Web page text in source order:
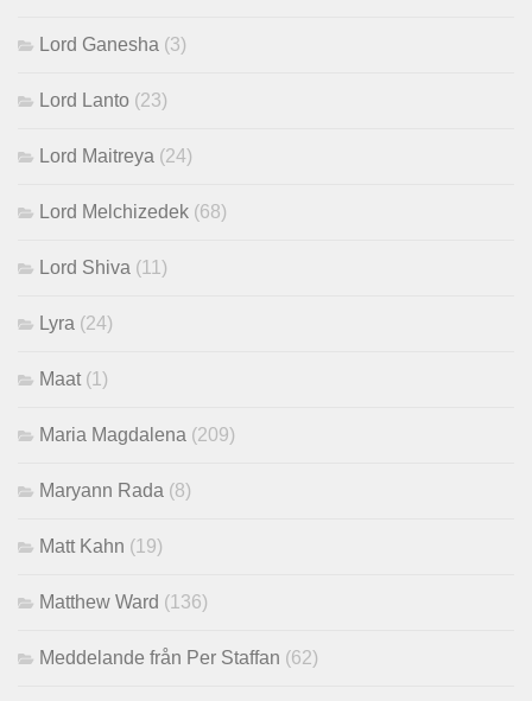
Lord Ganesha (3)
Lord Lanto (23)
Lord Maitreya (24)
Lord Melchizedek (68)
Lord Shiva (11)
Lyra (24)
Maat (1)
Maria Magdalena (209)
Maryann Rada (8)
Matt Kahn (19)
Matthew Ward (136)
Meddelande från Per Staffan (62)